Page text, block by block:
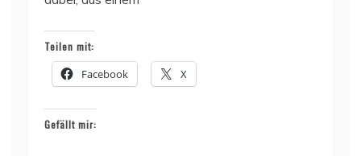
Teilen mit:
Facebook X
Gefällt mir: